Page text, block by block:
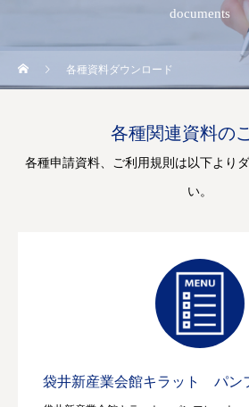
documents
各種資料ダウンロード
各種関連資料の
各種申請資料、ご利用規則は以下より
い。
袋井新産業会館キラット パン